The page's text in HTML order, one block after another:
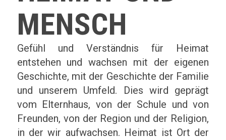
MENSCH
Gefühl und Verständnis für Heimat
entstehen und wachsen mit der eigenen
Geschichte, mit der Geschichte der Familie
und unserem Umfeld. Dies wird geprägt
vom Elternhaus, von der Schule und von
Freunden, von der Region und der Religion,
in der wir aufwachsen. Heimat ist Ort der